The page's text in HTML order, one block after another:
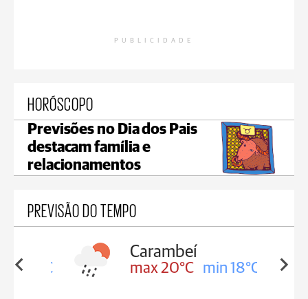
PUBLICIDADE
HORÓSCOPO
Previsões no Dia dos Pais
destacam família e
relacionamentos
PREVISÃO DO TEMPO
18°C
Carambeí
max 20°C min 18°C